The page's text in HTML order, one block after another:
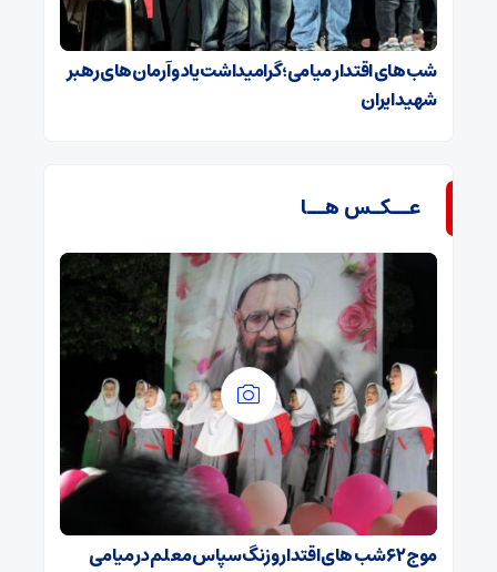
شب‌های اقتدار میامی؛ گرامیداشت یاد و آرمان‌های رهبر
شهید ایران
عــکـس هــا
موج ۶۲ شب های اقتدار و زنگ سپاس معلم در میامی